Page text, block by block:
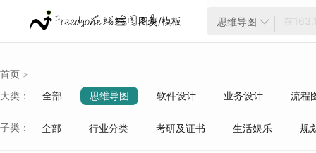
 图例/模板 思维导图 
首页 >
大类： 全部 思维导图 软件设计 业务设计
流程
子类： 全部 行业分类 考研及证书 生活娱乐 规